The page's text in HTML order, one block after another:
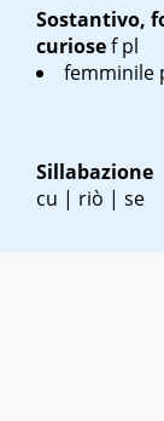
Sostantivo,
curiosef pl
femminile
Sillabazione
cu | riò | se